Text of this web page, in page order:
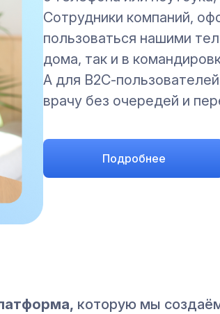
Сотрудники компаний,
пользоваться нашими
дома, так и в
А для B2C-
врачу без очередей и
Подробнее
которую мы